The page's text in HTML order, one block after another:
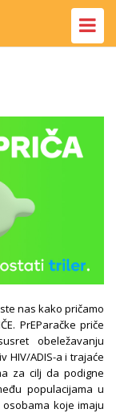
Toggle
nas kako pričamo
PrEParačke priče
obeležavanju
HIV/ADIS-a i trajaće
za cilj da podigne
populacijama u
koje imaju